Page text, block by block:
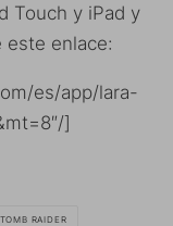
Touch y iPad y
este enlace:
es/app/lara-
]
TOMB RAIDER